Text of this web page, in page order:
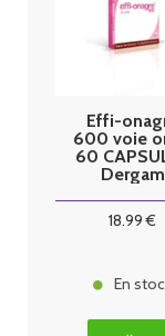
Effi-
600 voie
60
Dergam
18.99 €
En